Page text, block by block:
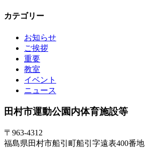
カテゴリー
お知らせ
ご挨拶
重要
教室
イベント
ニュース
田村市運動公園内体育施設等
〒963-4312
福島県田村市船引町船引字遠表400番地